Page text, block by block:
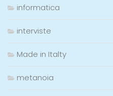
informatica
interviste
Made in Italty
metanoia